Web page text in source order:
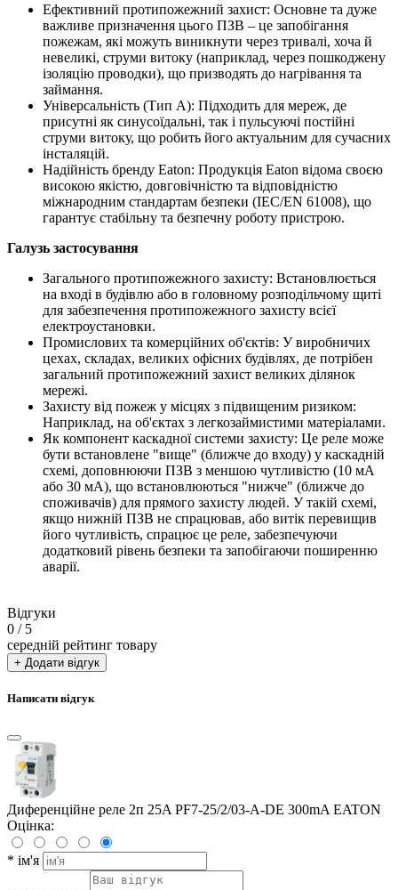
Ефективний протипожежний захист: Основне та дуже
важливе призначення цього ПЗВ – це запобігання
пожежам, які можуть виникнути через тривалі, хоча й
невеликі, струми витоку (наприклад, через пошкоджену
ізоляцію проводки), що призводять до нагрівання та
займання.
Універсальність (Тип А): Підходить для мереж, де
присутні як синусоїдальні, так і пульсуючі постійні
струми витоку, що робить його актуальним для сучасних
інсталяцій.
Надійність бренду Eaton: Продукція Eaton відома своєю
високою якістю, довговічністю та відповідністю
міжнародним стандартам безпеки (IEC/EN 61008), що
гарантує стабільну та безпечну роботу пристрою.
Галузь застосування
Загального протипожежного захисту: Встановлюється
на вході в будівлю або в головному розподільчому щиті
для забезпечення протипожежного захисту всієї
електроустановки.
Промислових та комерційних об'єктів: У виробничих
цехах, складах, великих офісних будівлях, де потрібен
загальний протипожежний захист великих ділянок
мережі.
Захисту від пожеж у місцях з підвищеним ризиком:
Наприклад, на об'єктах з легкозаймистими матеріалами.
Як компонент каскадної системи захисту: Це реле може
бути встановлене "вище" (ближче до входу) у каскадній
схемі, доповнюючи ПЗВ з меншою чутливістю (10 мА
або 30 мА), що встановлюються "нижче" (ближче до
споживачів) для прямого захисту людей. У такій схемі,
якщо нижній ПЗВ не спрацював, або витік перевищив
його чутливість, спрацює це реле, забезпечуючи
додатковий рівень безпеки та запобігаючи поширенню
аварії.
Відгуки
0 / 5
середній рейтинг товару
+ Додати відгук
Написати відгук
Диференційне реле 2п 25A PF7-25/2/03-А-DE 300mA EATON
Оцінка:
* ім'я